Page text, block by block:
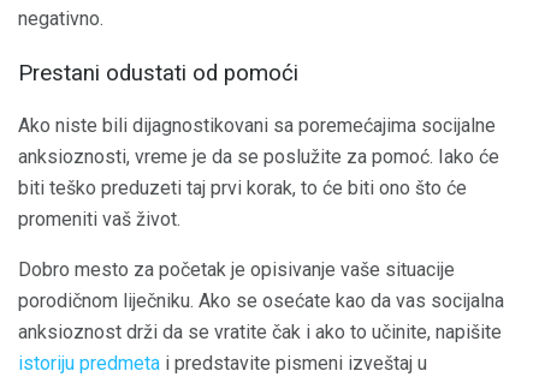
negativno.
Prestani odustati od pomoći
Ako niste bili dijagnostikovani sa poremećajima socijalne
anksioznosti, vreme je da se poslužite za pomoć. Iako će
biti teško preduzeti taj prvi korak, to će biti ono što će
promeniti vaš život.
Dobro mesto za početak je opisivanje vaše situacije
porodičnom liječniku. Ako se osećate kao da vas socijalna
anksioznost drži da se vratite čak i ako to učinite, napišite
istoriju predmeta i predstavite pismeni izveštaj u